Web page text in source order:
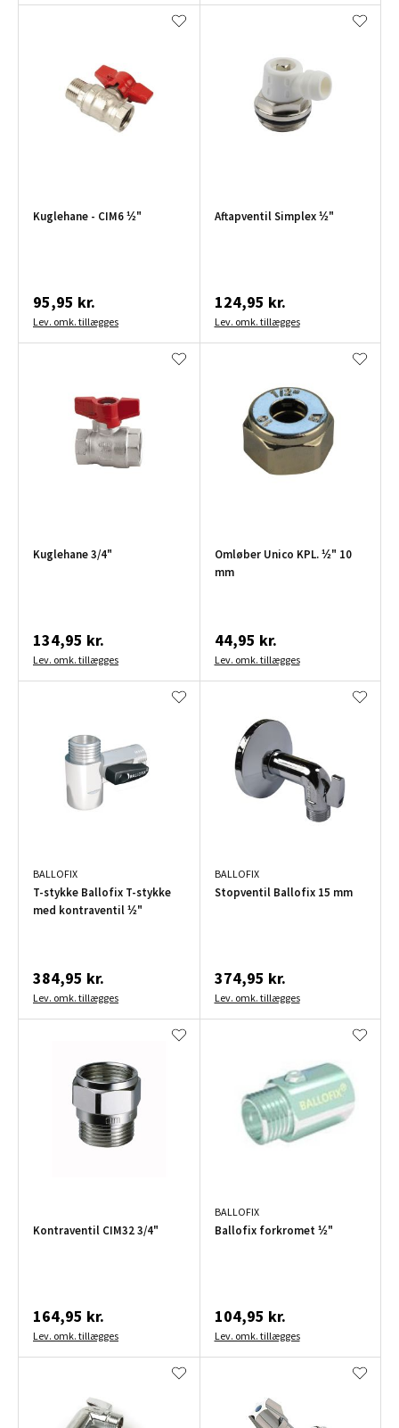
Kuglehane - CIM6 ½"
95,95 kr.
Lev. omk. tillægges
Aftapventil Simplex ½"
124,95 kr.
Lev. omk. tillægges
Kuglehane 3/4"
134,95 kr.
Lev. omk. tillægges
Omløber Unico KPL. ½" 10
mm
44,95 kr.
Lev. omk. tillægges
BALLOFIX
T-stykke Ballofix T-stykke
med kontraventil ½"
384,95 kr.
Lev. omk. tillægges
BALLOFIX
Stopventil Ballofix 15 mm
374,95 kr.
Lev. omk. tillægges
Kontraventil CIM32 3/4"
164,95 kr.
Lev. omk. tillægges
BALLOFIX
Ballofix forkromet ½"
104,95 kr.
Lev. omk. tillægges